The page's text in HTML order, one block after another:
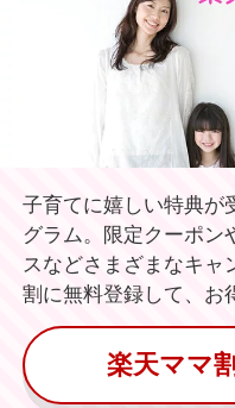
子育てに嬉しい特典が
グラム。限定クーポン
スなどさまざまなキャ
割に無料登録して、お
楽天ママ